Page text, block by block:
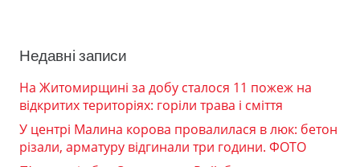
Недавні записи
На Житомирщині за добу сталося 11 пожеж на
відкритих територіях: горіли трава і сміття
У центрі Малина корова провалилася в люк: бетон
різали, арматуру відгинали три години. ФОТО